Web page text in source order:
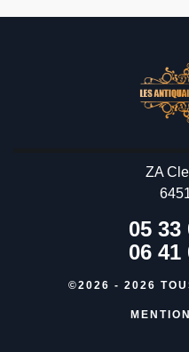
ZA
05 33
06 41
©2026 - 2026